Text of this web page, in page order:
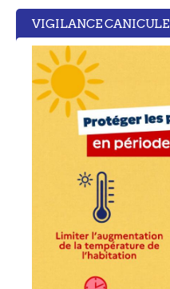
VIGILANCE CANICULE